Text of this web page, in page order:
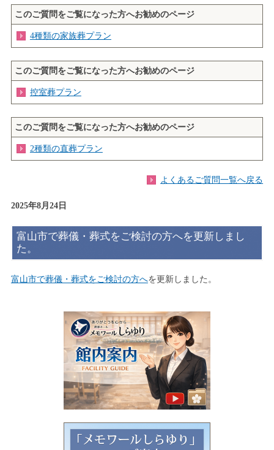
このご質問をご覧になった方へお勧めのページ
4種類の家族葬プラン
このご質問をご覧になった方へお勧めのページ
控室葬プラン
このご質問をご覧になった方へお勧めのページ
2種類の直葬プラン
よくあるご質問一覧へ戻る
2025年8月24日
富山市で葬儀・葬式をご検討の方へを更新しまし
た。
富山市で葬儀・葬式をご検討の方へを更新しました。